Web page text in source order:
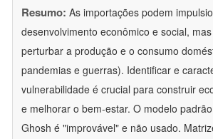
Resumo: As importações podem
desenvolvimento econômico e social,
perturbar a produção e o consumo
pandemias e guerras). Identificar e
vulnerabilidade é crucial para construir
e melhorar o bem-estar. O modelo
Ghosh é "improvável" e não usado.